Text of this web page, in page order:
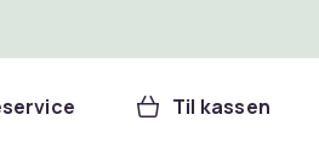
Til kassen